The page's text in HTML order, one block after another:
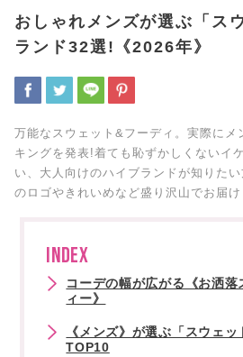
おしゃれメンズが選ぶ「ス
ランド32選!《2026年》
万能なスウェット&フーディ。実際にメ
キングを発表!着ても恥ずかしくないイ
い、大人向けのハイブランドが知りた
のロゴやきれいめなど盛り沢山でお届け
INDEX
コーデの幅が広がる《お洒
ィー》
《メンズ》が選ぶ「スウェ
TOP10